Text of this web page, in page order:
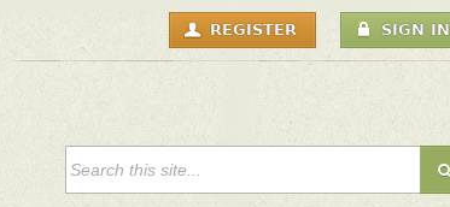
USER
MENU REGISTER SIGN IN
SEARCH FORM